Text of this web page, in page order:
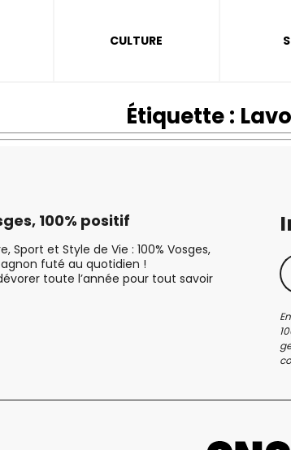
CULTURE
Étiquette :
100% positif
Sport et Style de Vie : 100% Vosges,
futé au quotidien !
toute l’année pour tout savoir